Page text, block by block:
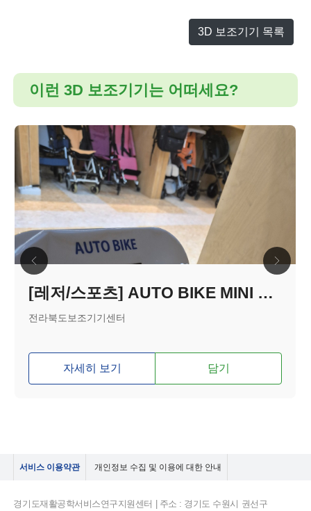
3D 보조기기 목록
이런 3D 보조기기는 어떠세요?
[레저/스포츠] AUTO BIKE MINI 스위치
전라북도보조기기센터
자세히 보기 담기
서비스 이용약관 개인정보 수집 및 이용에 대한 안내
경기도재활공학서비스연구지원센터 | 주소 : 경기도 수원시 권선구